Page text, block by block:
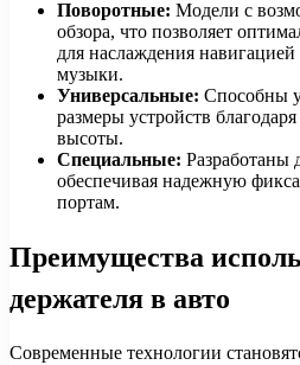
Поворотные: Модели с
обзора, что позволяет
для наслаждения
музыки.
Универсальные: Способны
размеры устройств
высоты.
Специальные: Разработаны
обеспечивая надежную
портам.
Преимущества
держателя в авто
Современные технологии